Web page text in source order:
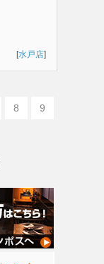
[水戸店]
8
9